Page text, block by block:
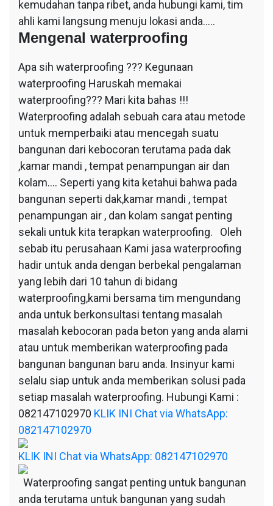
kemudahan tanpa ribet, anda hubungi kami, tim
ahli kami langsung menuju lokasi anda…..
Mengenal waterproofing
Apa sih waterproofing ??? Kegunaan
waterproofing Haruskah memakai
waterproofing??? Mari kita bahas !!!
Waterproofing adalah sebuah cara atau metode
untuk memperbaiki atau mencegah suatu
bangunan dari kebocoran terutama pada dak
,kamar mandi , tempat penampungan air dan
kolam…. Seperti yang kita ketahui bahwa pada
bangunan seperti dak,kamar mandi , tempat
penampungan air , dan kolam sangat penting
sekali untuk kita terapkan waterproofing. Oleh
sebab itu perusahaan Kami jasa waterproofing
hadir untuk anda dengan berbekal pengalaman
yang lebih dari 10 tahun di bidang
waterproofing,kami bersama tim mengundang
anda untuk berkonsultasi tentang masalah
masalah kebocoran pada beton yang anda alami
atau untuk memberikan waterproofing pada
bangunan bangunan baru anda. Insinyur kami
selalu siap untuk anda memberikan solusi pada
setiap masalah waterproofing. Hubungi Kami :
082147102970 KLIK INI Chat via WhatsApp:
082147102970
KLIK INI Chat via WhatsApp: 082147102970
Waterproofing sangat penting untuk bangunan
anda terutama untuk bangunan yang sudah